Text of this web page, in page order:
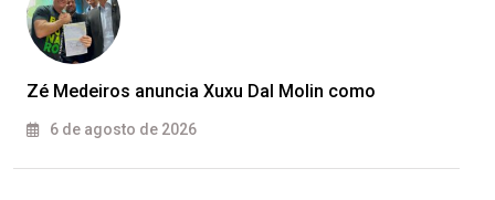
Zé Medeiros anuncia Xuxu Dal Molin como
6 de agosto de 2026